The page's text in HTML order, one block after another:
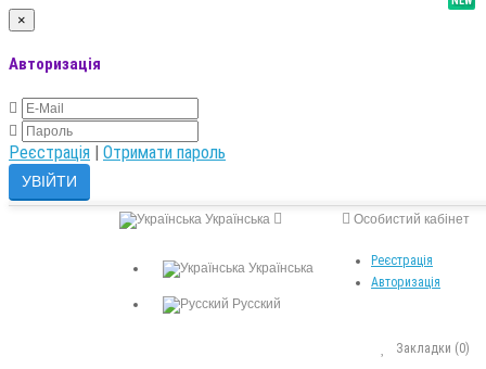
×
Авторизація
Реєстрація | Отримати пароль
Особистий кабінет
Реєстрація
Авторизація
Українська
Українська
Русский
Закладки (0)